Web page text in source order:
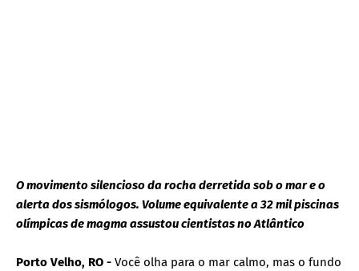
O movimento silencioso da rocha derretida sob o mar e o
alerta dos sismólogos. Volume equivalente a 32 mil piscinas
olímpicas de magma assustou cientistas no Atlântico
Porto Velho, RO - Você olha para o mar calmo, mas o fundo